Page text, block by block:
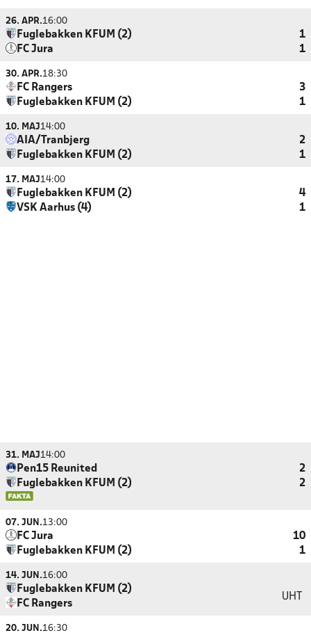
26. APR.16:00
Fuglebakken KFUM (2)
1
FC Jura
1
30. APR.18:30
FC Rangers
3
Fuglebakken KFUM (2)
1
10. MAJ14:00
AIA/Tranbjerg
2
Fuglebakken KFUM (2)
1
17. MAJ14:00
Fuglebakken KFUM (2)
4
VSK Aarhus (4)
1
31. MAJ14:00
Pen15 Reunited
2
Fuglebakken KFUM (2)
2
07. JUN.13:00
FC Jura
10
Fuglebakken KFUM (2)
1
14. JUN.16:00
Fuglebakken KFUM (2)
FC Rangers
UHT
20. JUN.16:30